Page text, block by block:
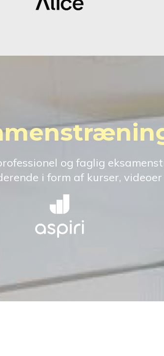
og faglig
i form af kurser, videoer